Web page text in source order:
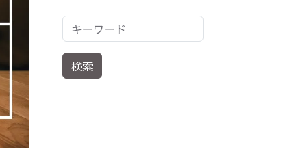
キーワード
検索